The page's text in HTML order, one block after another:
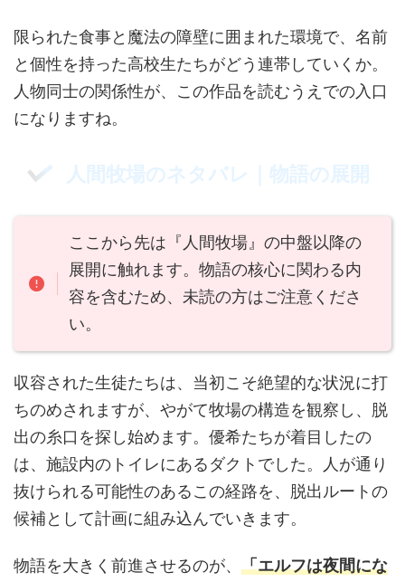
限られた食事と魔法の障壁に囲まれた環境で、名前
と個性を持った高校生たちがどう連帯していくか。
人物同士の関係性が、この作品を読むうえでの入口
になりますね。
人間牧場のネタバレ｜物語の展開
ここから先は『人間牧場』の中盤以降の
展開に触れます。物語の核心に関わる内
容を含むため、未読の方はご注意くださ
い。
収容された生徒たちは、当初こそ絶望的な状況に打
ちのめされますが、やがて牧場の構造を観察し、脱
出の糸口を探し始めます。優希たちが着目したの
は、施設内のトイレにあるダクトでした。人が通り
抜けられる可能性のあるこの経路を、脱出ルートの
候補として計画に組み込んでいきます。
物語を大きく前進させるのが、 「エルフは夜間にな